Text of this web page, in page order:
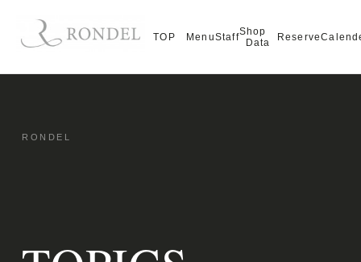
TOP MenuStaffShop
Data
Reserve